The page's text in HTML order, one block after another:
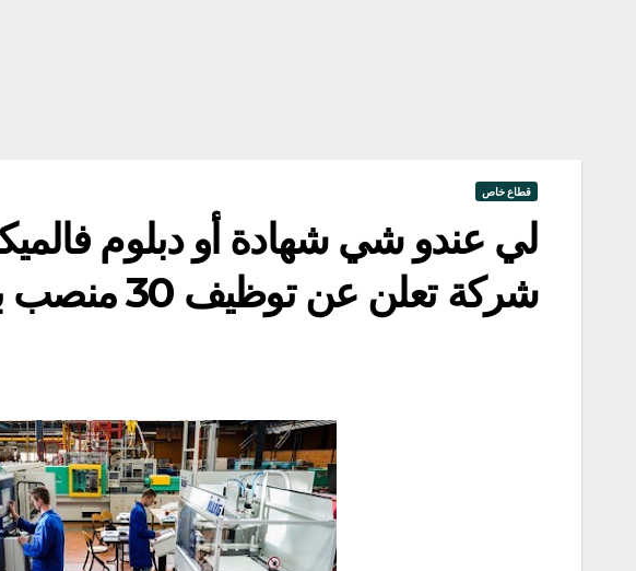
قطاع خاص
لي عندو شي شهادة أو دبلوم
شركة تعلن عن توظيف 30 منصب بمدينة طنجة